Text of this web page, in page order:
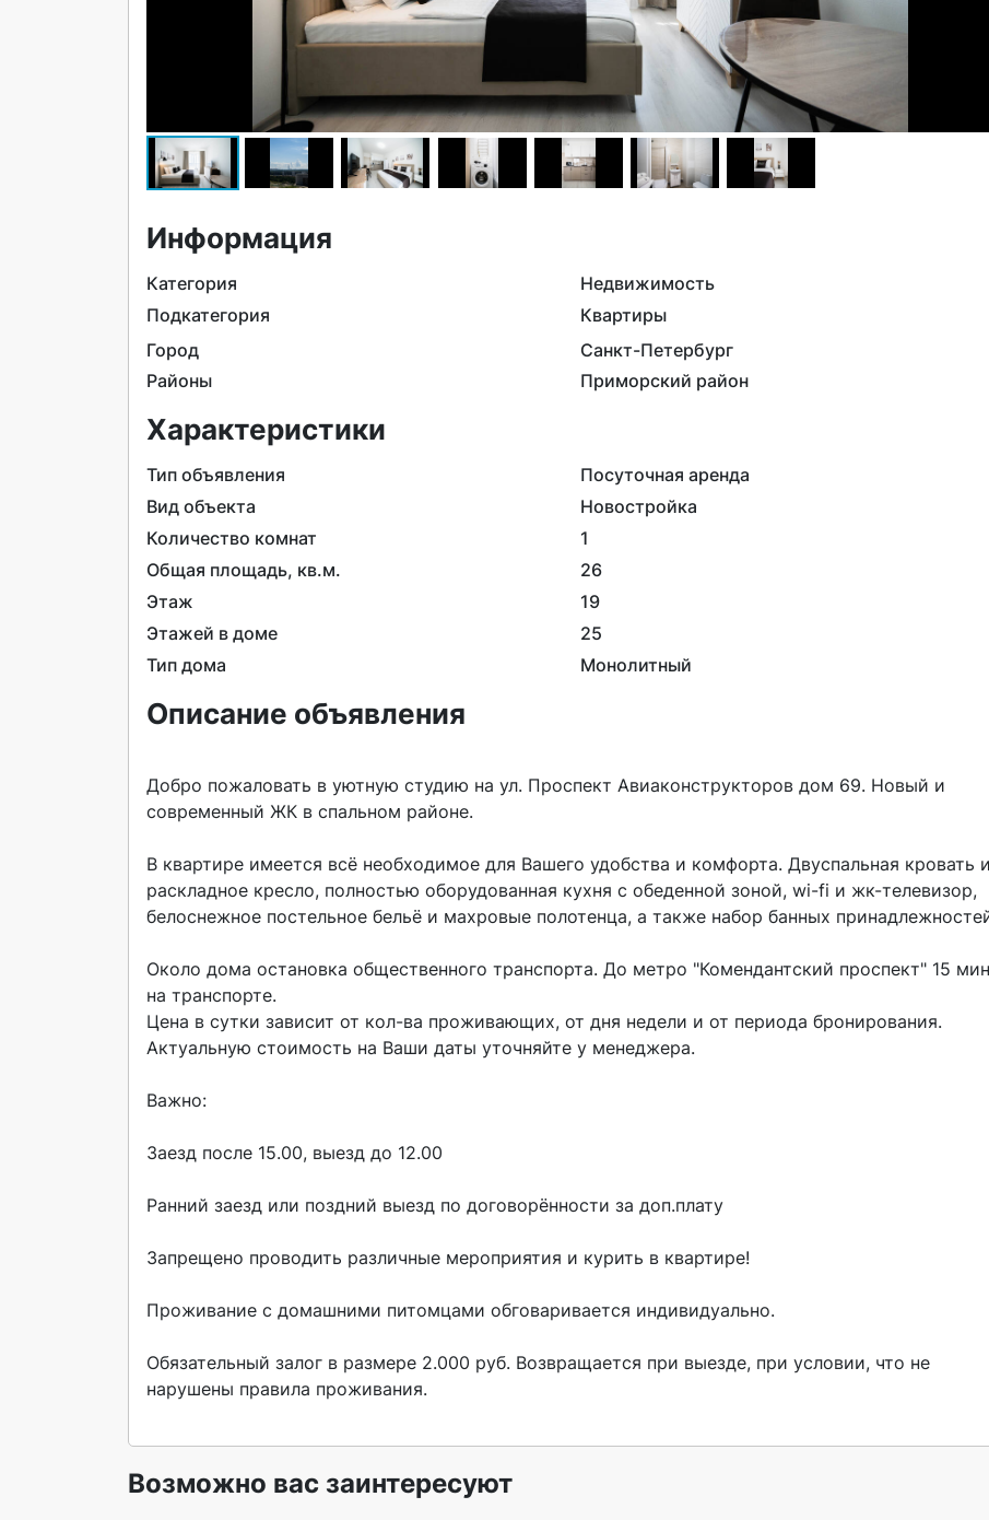
Информация
Категория
Недвижимость
Подкатегория
Квартиры
Город
Санкт-Петербург
Районы
Приморский район
Характеристики
Тип объявления
Посуточная аренда
Вид объекта
Новостройка
Количество комнат
1
Общая площадь, кв.м.
26
Этаж
19
Этажей в доме
25
Тип дома
Монолитный
Описание объявления
Добро пожаловать в уютную студию на ул. Проспект Авиаконструкторов дом 69. Новый и
современный ЖК в спальном районе.
В квартире имеется всё необходимое для Вашего удобства и комфорта. Двуспальная кровать и
раскладное кресло, полностью оборудованная кухня с обеденной зоной, wi-fi и жк-телевизор,
белоснежное постельное бельё и махровые полотенца, а также набор банных
Около дома остановка общественного транспорта. До метро "Комендантский проспект" 15
на транспорте.
Цена в сутки зависит от кол-ва проживающих, от дня недели и от периода бронирования.
Актуальную стоимость на Ваши даты уточняйте у менеджера.
Важно:
Заезд после 15.00, выезд до 12.00
Ранний заезд или поздний выезд по договорённости за доп.плату
Запрещено проводить различные мероприятия и курить в квартире!
Проживание с домашними питомцами обговаривается индивидуально.
Обязательный залог в размере 2.000 руб. Возвращается при выезде, при условии, что не
нарушены правила проживания.
Возможно вас заинтересуют